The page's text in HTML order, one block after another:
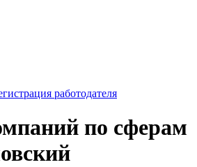
работодателя
по сферам